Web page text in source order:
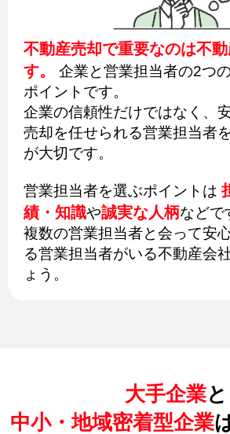
不動産売却で重要なのは不
す。
企業と営業担当者の2つ
ポイントです。
企業の信頼性だけではなく、
売却を任せられる営業担当者
が大切です。
営業担当者を選ぶポイントは
績・知識や誠実な人柄などで
複数の営業担当者と会って安
る営業担当者がいる不動産会
ょう。
大手企業と
中小・地域密着型企業